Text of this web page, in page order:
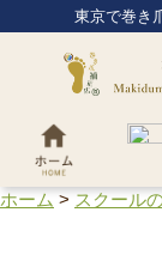
東京で巻き
ホーム > スクール